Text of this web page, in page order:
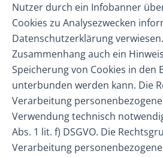
Nutzer durch ein Infobanner
Cookies zu Analysezwecken
Datenschutzerklärung
Zusammenhang auch ein
Speicherung von Cookies in den
unterbunden werden kann. Die
Verarbeitung
Verwendung technisch
Abs. 1 lit. f) DSGVO. Die
Verarbeitung